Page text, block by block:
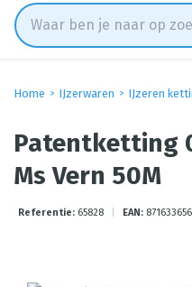
Home IJzerwaren IJzeren
Patentketting
Ms Vern 50M
Referentie: 65828 EAN: